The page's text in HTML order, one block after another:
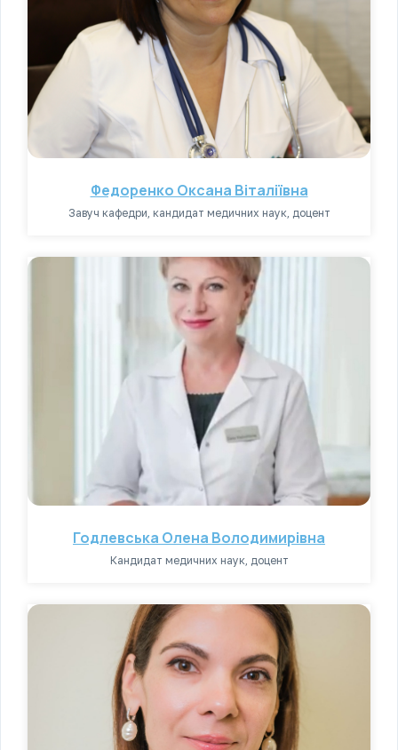
Федоренко Оксана Віталіївна
Завуч кафедри, кандидат медичних наук, доцент
Годлевська Олена Володимирівна
Кандидат медичних наук, доцент